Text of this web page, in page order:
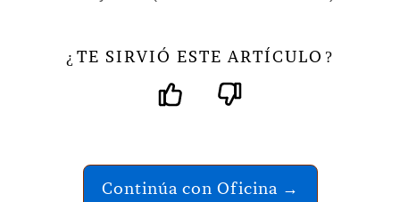
¿ TE SIRVIÓ ESTE ARTÍCULO ?
Continúa con Oficina →